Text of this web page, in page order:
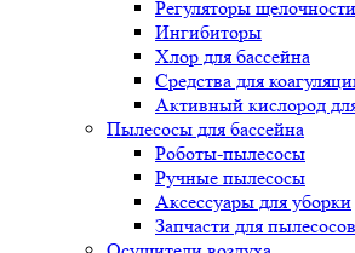
Регуляторы щелочности
Ингибиторы
Хлор для бассейна
Средства для
Активный кислород
Пылесосы для бассейна
Роботы-пылесосы
Ручные пылесосы
Аксессуары для уборки
Запчасти для пылесосов